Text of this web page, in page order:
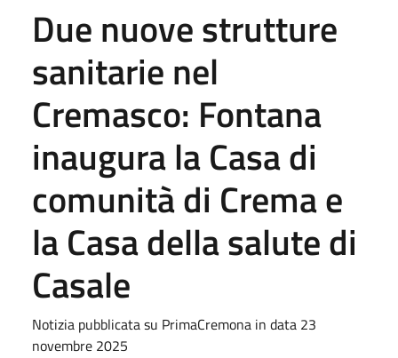
Due nuove strutture
sanitarie nel
Cremasco: Fontana
inaugura la Casa di
comunità di Crema e
la Casa della salute di
Casale
Notizia pubblicata su PrimaCremona in data 23
novembre 2025